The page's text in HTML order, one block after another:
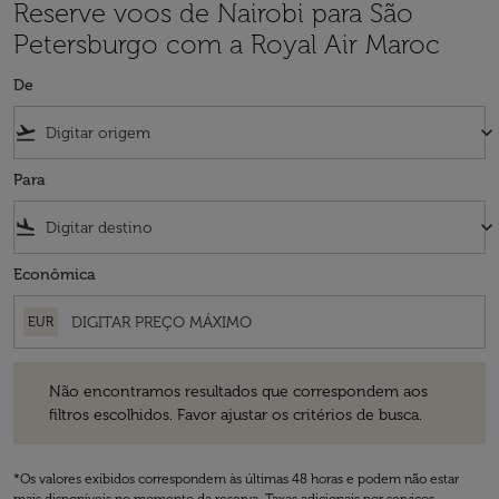
Reserve voos de Nairobi para São
Petersburgo com a Royal Air Maroc
De
flight_takeoff keyboard_arrow_down
Para
flight_land keyboard_arrow_down
Econômica
EUR
Não encontramos resultados que correspondem aos
filtros escolhidos. Favor ajustar os critérios de busca.
*Os valores exibidos correspondem às últimas 48 horas e podem não estar